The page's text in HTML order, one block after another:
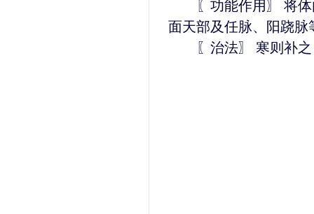
〖功能作用〗 将体
面天部及任脉、阳跷脉
〖治法〗 寒则补之